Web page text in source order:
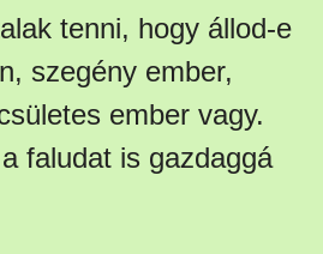
tenni, hogy állod-e
szegény ember,
ember vagy.
faludat is gazdaggá